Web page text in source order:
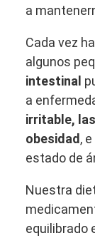
a
Cada vez
algunos
intestinal
a
irritable,
obesidad ,
estado de
Nuestra
equilibrado